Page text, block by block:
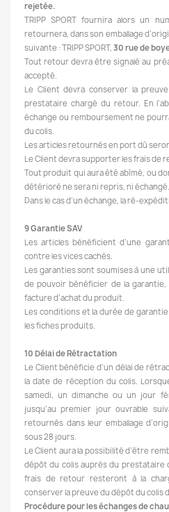
rejetée.
TRIPP SPORT fournira alors un
retournera, dans son emballage
suivante : TRIPP SPORT, 30 rue de
Tout retour devra être signalé au
accepté.
Le Client devra conserver la
prestataire chargé du retour. En
échange ou remboursement ne
du colis.
Les articles retournés en port dû
Le Client devra supporter les frais de
Tout produit qui aura été abîmé, ou
détérioré ne sera ni repris, ni échangé.
Dans le cas d’un échange, la ré-
9 Garantie SAV
Les articles bénéficient d’une
contre les vices cachés.
Les garanties sont soumises à une
de pouvoir bénéficier de la
facture d’achat du produit.
Les conditions et la durée de
les fiches produits.
10 Délai de Rétractation
Le Client bénéficie d’un délai de
la date de réception du colis.
samedi, un dimanche ou un jour
jusqu’au premier jour ouvrable
retournés dans leur emballage
sous 28 jours.
Le Client aura la possibilité d’être
dépôt du colis auprès du prestataire
frais de retour resteront à la
conserver la preuve du dépôt du colis
Procédure pour les échanges de